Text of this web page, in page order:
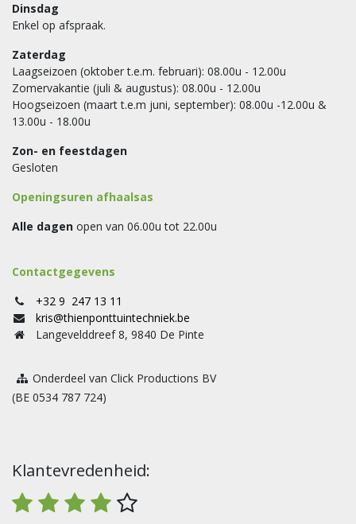
Dinsdag
Enkel op afspraak.
Zaterdag
Laagseizoen (oktober t.e.m. februari): 08.00u - 12.00u
Zomervakantie (juli & augustus): 08.00u - 12.00u
Hoogseizoen (maart t.e.m juni, september): 08.00u -12.00u &
13.00u - 18.00u
Zon- en feestdagen
Gesloten
Openingsuren afhaalsas
Alle dagen open van 06.00u tot 22.00u
Contactgegevens
+32 9 247 13 11
kris@thienponttuintechniek.be
Langevelddreef 8, 9840 De Pinte
Onderdeel van Click Productions BV
(BE 0534 787 724)
Klantevredenheid: